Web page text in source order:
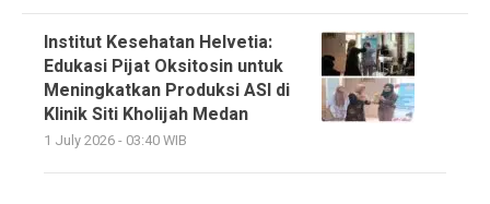
Institut Kesehatan Helvetia:
Edukasi Pijat Oksitosin untuk
Meningkatkan Produksi ASI di
Klinik Siti Kholijah Medan
1 July 2026 - 03:40 WIB